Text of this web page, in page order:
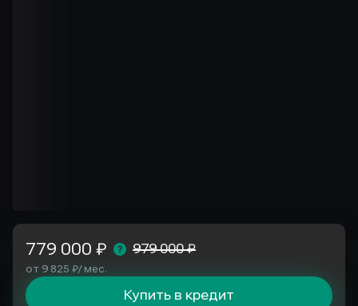
779 000 ₽ 979 000 ₽
от 9 825 ₽/ мес.
Купить в кредит